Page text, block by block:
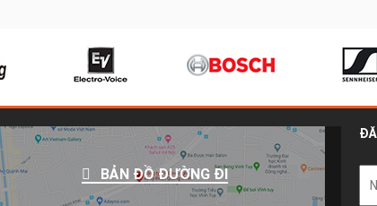
BẢN ĐỒ ĐƯỜNG ĐI